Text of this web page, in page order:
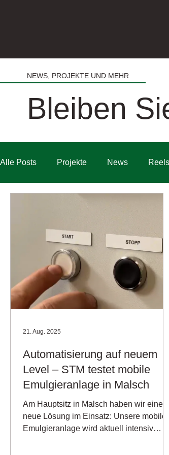
NEWS, PROJEKTE UND MEHR
Bleiben
Alle Posts Projekte News Reels
Automatisierung auf neuem
Level – STM testet mobile
Emulgieranlage in Malsch
Am Hauptsitz in Malsch haben wir eine
neue Lösung im Einsatz: Unsere mobile
Emulgieranlage wird aktuell intensiv
21. Aug. 2025